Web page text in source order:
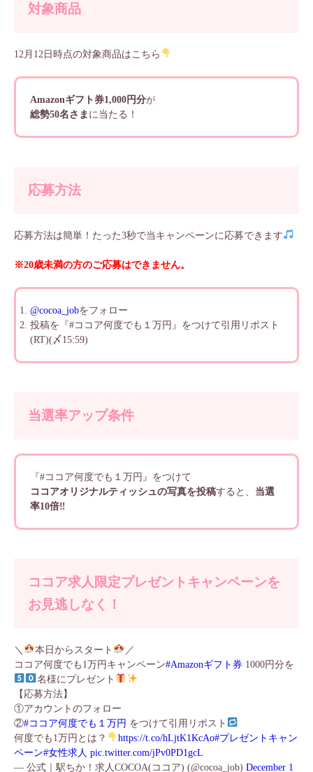
対象商品
12月12日時点の対象商品はこちら
Amazonギフト券1,000円分が
総勢50名さま に当たる！
応募方法
応募方法は簡単！たった3秒で当キャンペーンに応募できます
※20歳未満の方のご応募はできません。
@cocoa_jobをフォロー
投稿を『#ココア何度でも１万円』をつけて引用リポスト
(RT)(〆15:59)
当選率アップ条件
『#ココア何度でも１万円』をつけて
ココアオリジナルティッシュの写真を投稿すると、 当選
率10倍‼
ココア求人限定プレゼントキャンペーンを
お見逃しなく！
＼ 本日からスタート
／
ココア何度でも1万円キャンペーン#Amazonギフト券 1000円分を
名様にプレゼント
【応募方法】
①アカウントのフォロー
②#ココア何度でも１万円 をつけて引用リポスト
何度でも1万円とは？
https://t.co/hLjtK1KcAo#プレゼントキャン
ペーン#女性求人 pic.twitter.com/jPv0PD1gcL
— 公式｜駅ちか！求人COCOA(ココア) (@cocoa_job) December 1